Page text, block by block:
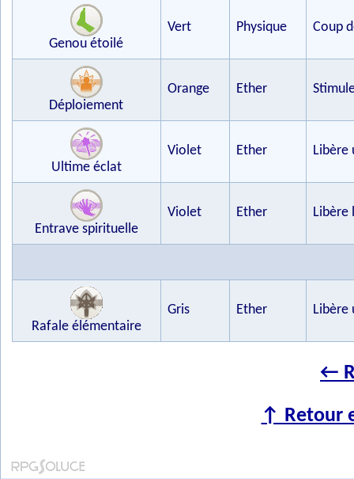
Genou étoilé
Vert Physique Coup
Déploiement
Orange Ether
Ultime éclat
Violet Ether Libère
Entrave spirituelle
Violet Ether Libère
Rafale élémentaire
Gris Ether Libère
←
↑ Retour